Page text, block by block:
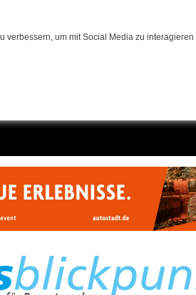
um mit Social Media zu